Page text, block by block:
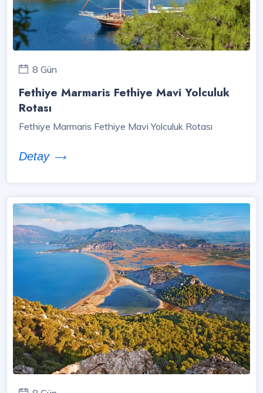
8 Gün
Fethiye Marmaris Fethiye Mavi Yolculuk
Rotası
Fethiye Marmaris Fethiye Mavi Yolculuk Rotası
Detay